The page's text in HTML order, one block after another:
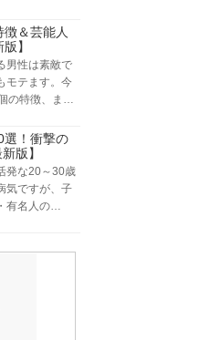
＆芸能人
】
男性は素敵で
モテます。今
の特徴、ま…
選！衝撃の
版】
発な20～30歳
気ですが、子
有名人の…